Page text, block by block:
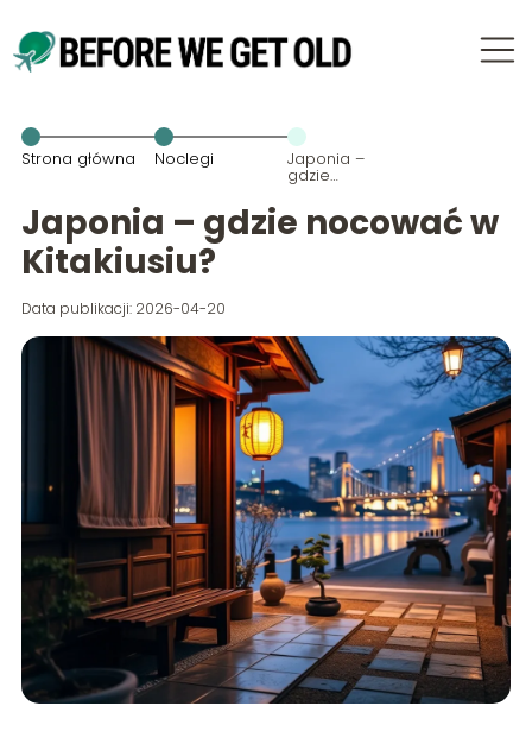
Strona główna Noclegi Japonia –
gdzie
nocować w
Japonia – gdzie nocować w
Kitakiusiu?
Data publikacji: 2026-04-20